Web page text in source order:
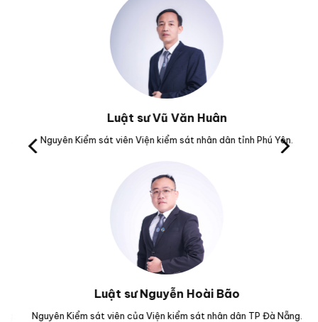
Luật sư Vũ Văn Huân
Nguyên Kiểm sát viên Viện kiểm sát nhân dân tỉnh Phú Yên.
Luật sư Nguyễn Hoài Bão
Nguyên Kiểm sát viên của Viện kiểm sát nhân dân TP Đà Nẵng.